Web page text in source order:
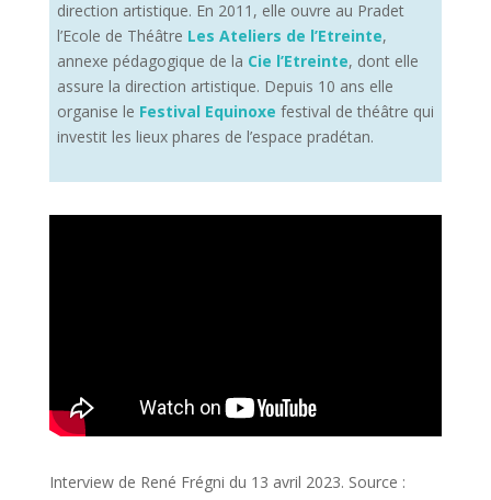
direction artistique. En 2011, elle ouvre au Pradet
l’Ecole de Théâtre Les Ateliers de l’Etreinte,
annexe pédagogique de la Cie l’Etreinte, dont elle
assure la direction artistique. Depuis 10 ans elle
organise le Festival Equinoxe festival de théâtre qui
investit les lieux phares de l’espace pradétan.
Interview de René Frégni du 13 avril 2023. Source :